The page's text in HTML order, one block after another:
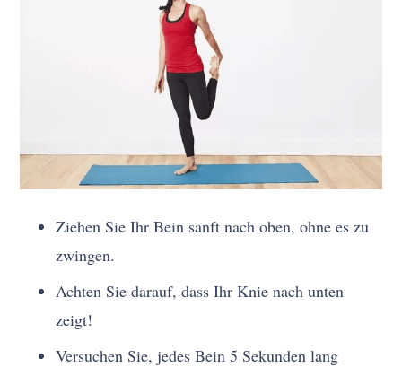
Ziehen Sie Ihr Bein sanft nach oben, ohne es zu
zwingen.
Achten Sie darauf, dass Ihr Knie nach unten
zeigt!
Versuchen Sie, jedes Bein 5 Sekunden lang